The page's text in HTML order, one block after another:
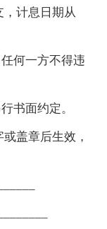
，计息日期从
何一方不得违
书面约定。
盖章后生效，